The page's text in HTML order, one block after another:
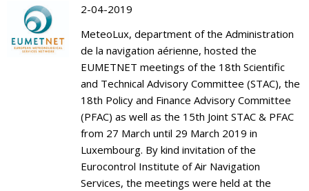
2-04-2019
MeteoLux, department of the Administration
de la navigation aérienne, hosted the
EUMETNET meetings of the 18th Scientific
and Technical Advisory Committee (STAC), the
18th Policy and Finance Advisory Committee
(PFAC) as well as the 15th Joint STAC & PFAC
from 27 March until 29 March 2019 in
Luxembourg. By kind invitation of the
Eurocontrol Institute of Air Navigation
Services, the meetings were held at the